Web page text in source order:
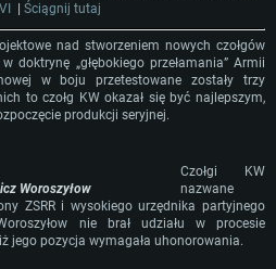
Ściągnij tutaj
nad stworzeniem nowych czołgów
doktrynę „głębokiego przełamania” Armii
w boju przetestowane zostały trzy
to czołg KW okazał się być najlepszym,
produkcji seryjnej.
Woroszyłow
Czołgi KW
nazwane
ZSRR i wysokiego urzędnika partyjnego
nie brał udziału w procesie
jego pozycja wymagała uhonorowania.